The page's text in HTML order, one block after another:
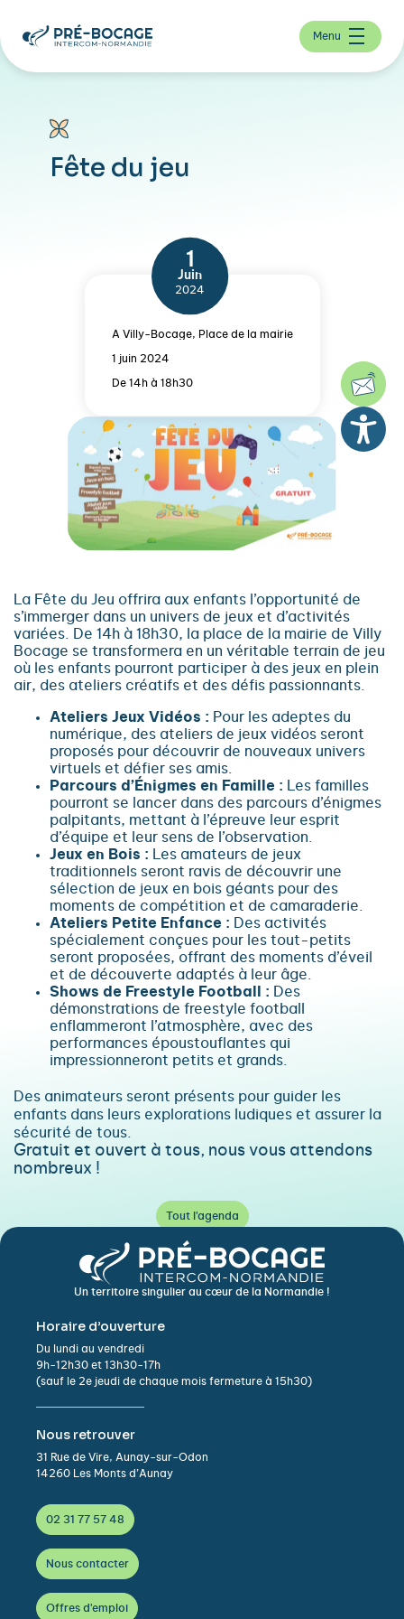
Menu
Fête du jeu
1
Juin
2024
À Villy-Bocage, Place de la mairie
1 juin 2024
De 14h à 18h30
La Fête du Jeu offrira aux enfants l’opportunité de
s’immerger dans un univers de jeux et d’activités
variées. De 14h à 18h30, la place de la mairie de Villy
Bocage se transformera en un véritable terrain de jeu
où les enfants pourront participer à des jeux en plein
air, des ateliers créatifs et des défis passionnants.
Ateliers Jeux Vidéos : Pour les adeptes du
numérique, des ateliers de jeux vidéos seront
proposés pour découvrir de nouveaux univers
virtuels et défier ses amis.
Parcours d’Énigmes en Famille : Les familles
pourront se lancer dans des parcours d’énigmes
palpitants, mettant à l’épreuve leur esprit
d’équipe et leur sens de l’observation.
Jeux en Bois : Les amateurs de jeux
traditionnels seront ravis de découvrir une
sélection de jeux en bois géants pour des
moments de compétition et de camaraderie.
Ateliers Petite Enfance : Des activités
spécialement conçues pour les tout-petits
seront proposées, offrant des moments d’éveil
et de découverte adaptés à leur âge.
Shows de Freestyle Football : Des
démonstrations de freestyle football
enflammeront l’atmosphère, avec des
performances époustouflantes qui
impressionneront petits et grands.
Des animateurs seront présents pour guider les
enfants dans leurs explorations ludiques et assurer la
sécurité de tous.
Gratuit et ouvert à tous, nous vous attendons
nombreux !
Tout l'agenda
Un territoire singulier au cœur de la Normandie !
Horaire d’ouverture
Du lundi au vendredi
9h-12h30 et 13h30-17h
(sauf le 2e jeudi de chaque mois fermeture à 15h30)
Nous retrouver
31 Rue de Vire, Aunay-sur-Odon
14260 Les Monts d’Aunay
02 31 77 57 48
Nous contacter
Offres d'emploi